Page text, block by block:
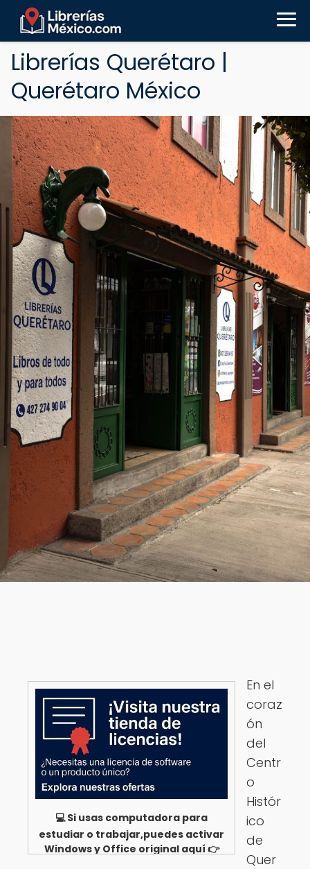
Librerías Querétaro |
Querétaro México
💻 Si usas computadora para
estudiar o trabajar,puedes activar
Windows y Office original aquí 👉
En el
coraz
ón
del
Centr
o
Histór
ico
de
Quer